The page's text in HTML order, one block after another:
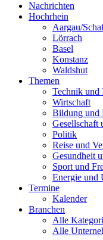
Nachrichten
Hochrhein
Aargau/
Lörrach
Basel
Konstanz
Waldshut
Themen
Technik und
Wirtschaft
Bildung und
Gesellschaft
Politik
Reise und
Gesundheit
Sport und
Energie und
Termine
Kalender
Branchen
Alle
Alle